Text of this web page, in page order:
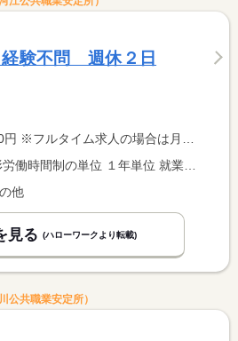
経験不問 週休２日
は月額（換算額）、パート求人の場合は時間額を表示しています。
他
見る (ハローワークより転載)
公共職業安定所）